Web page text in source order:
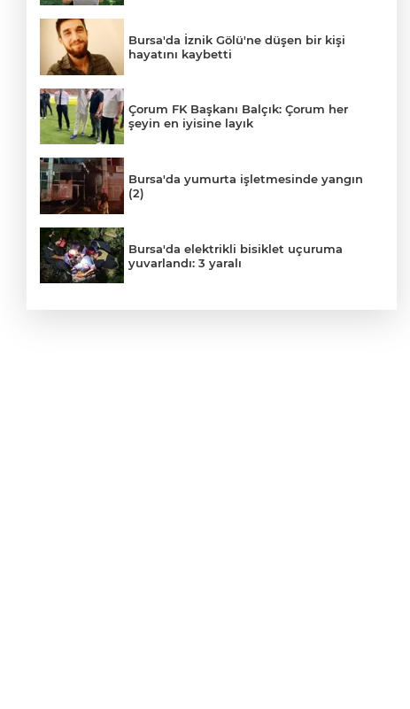
Bursa'da İznik Gölü'ne düşen bir kişi
hayatını kaybetti
Çorum FK Başkanı Balçık: Çorum her
şeyin en iyisine layık
Bursa'da yumurta işletmesinde yangın
(2)
Bursa'da elektrikli bisiklet uçuruma
yuvarlandı: 3 yaralı